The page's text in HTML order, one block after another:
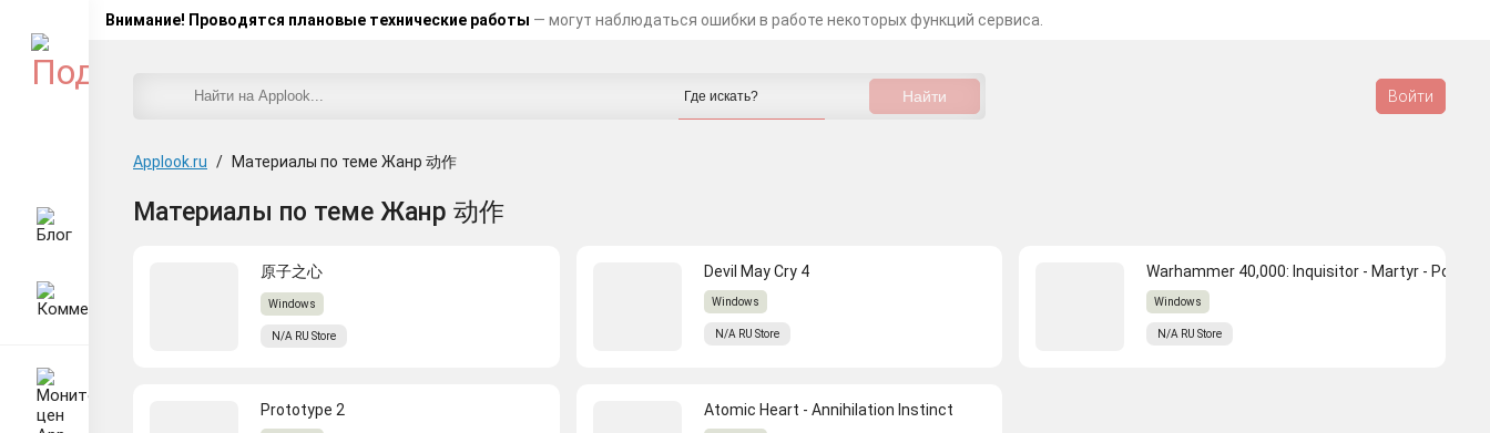
Внимание! Проводятся плановые технические работы — могут наблюдаться ошибки в работе некоторых функций сервиса.
Войти
Applook.ru / Материалы по теме Жанр 动作
Материалы по теме Жанр 动作
原子之心
Windows
N/A RU Store
Devil May Cry 4
Windows
N/A RU Store
Warhammer 40,000: Inquisitor - Martyr -
Windows
N/A RU Store
Prototype 2 Atomic Heart - Annihilation Instinct